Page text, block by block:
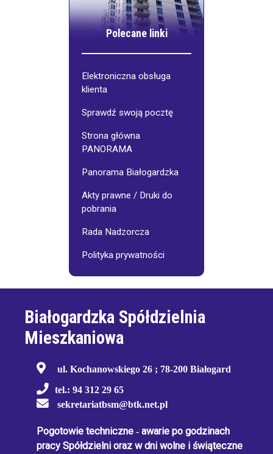
Polecane linki
Elektroniczna obsługa
klienta
Sprawdź swoją pocztę
Strona główna
PANORAMA
Panorama Białogardzka
Akty prawne / Druki do
pobrania
Rada Nadzorcza
Polityka prywatności
Białogardzka Spółdzielnia
Mieszkaniowa
ul. Kochanowskiego 26 ; 78-200 Białogard
tel.: 94 312 29 65
sekretariatbsm@btk.net.pl
Pogotowie techniczne - awarie po godzinach
pracy Spółdzielni oraz w dni wolne i świąteczne